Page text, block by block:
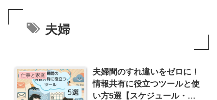
夫婦
仕事と家庭
夫婦間のすれ違いをゼロに！
情報共有に役立つツールと使
い方5選【スケジュール・情